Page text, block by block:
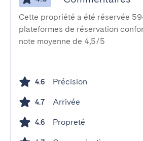
Cette propriété a été réservée
plateformes de réservation
note moyenne de 4,5/5
4.6 Précision
4.7 Arrivée
4.6 Propreté